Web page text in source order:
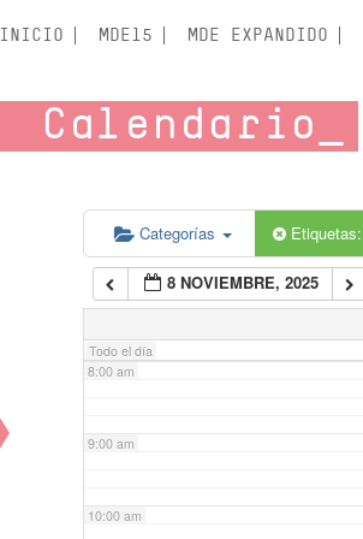
INICIO MDE15 MDE EXPANDIDO
Calendario
Categorías Etiquetas:
8 NOVIEMBRE, 2025
Todo el día
5:00 am
6:00 am
7:00 am
8:00 am
9:00 am
10:00 am